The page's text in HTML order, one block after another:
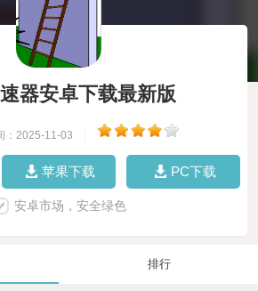
器安卓下载最新版
：2025-11-03
苹果下载 PC下载
安卓市场，安全绿色
排行